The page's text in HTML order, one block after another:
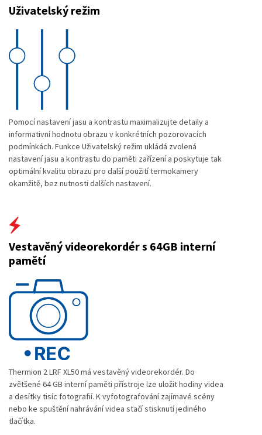
Uživatelský režim
Pomocí nastavení jasu a kontrastu maximalizujte detaily a
informativní hodnotu obrazu v konkrétních pozorovacích
podmínkách. Funkce Uživatelský režim ukládá zvolená
nastavení jasu a kontrastu do paměti zařízení a poskytuje tak
optimální kvalitu obrazu pro další použití termokamery
okamžitě, bez nutnosti dalších nastavení.
Vestavěný videorekordér s 64GB interní
pamětí
Thermion 2 LRF XL50 má vestavěný videorekordér. Do
zvětšené 64 GB interní paměti přístroje lze uložit hodiny videa
a desítky tisíc fotografií. K vyfotografování zajímavé scény
nebo ke spuštění nahrávání videa stačí stisknutí jediného
tlačítka.